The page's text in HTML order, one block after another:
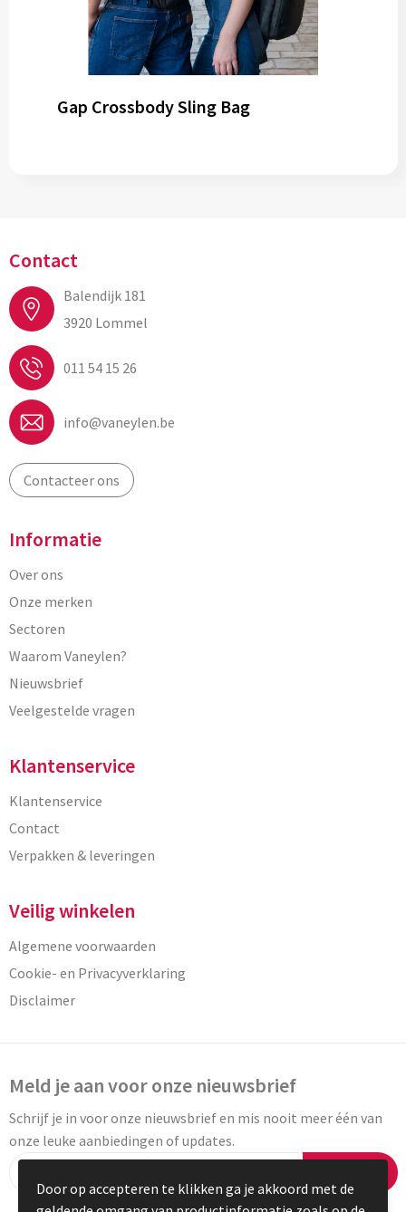
Gap Crossbody Sling Bag
Contact
Balendijk 181
3920 Lommel
011 54 15 26
info@vaneylen.be
Contacteer ons
Informatie
Over ons
Onze merken
Sectoren
Waarom Vaneylen?
Nieuwsbrief
Veelgestelde vragen
Klantenservice
Klantenservice
Contact
Verpakken & leveringen
Veilig winkelen
Algemene voorwaarden
Cookie- en Privacyverklaring
Disclaimer
Meld je aan voor onze nieuwsbrief
Schrijf je in voor onze nieuwsbrief en mis nooit meer één van
onze leuke aanbiedingen of updates.
Door op accepteren te klikken ga je akkoord met de